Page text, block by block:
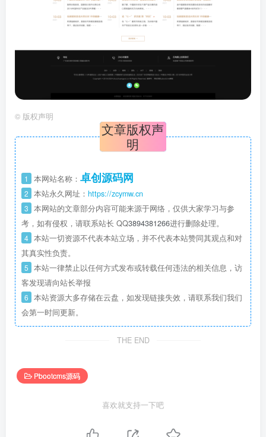
© 版权声明
文章版权声
明
1 本网站名称： 卓创源码网
2 本站永久网址： https://zcymw.cn
3 本网站的文章部分内容可能来源于网络，仅供大家学习与参
考，如有侵权，请联系站长 QQ3894381266进行删除处理。
4 本站一切资源不代表本站立场，并不代表本站赞同其观点和对
其真实性负责。
5 本站一律禁止以任何方式发布或转载任何违法的相关信息，访
客发现请向站长举报
6 本站资源大多存储在云盘，如发现链接失效，请联系我们我们
会第一时间更新。
THE END
Pbootcms源码
喜欢就支持一下吧